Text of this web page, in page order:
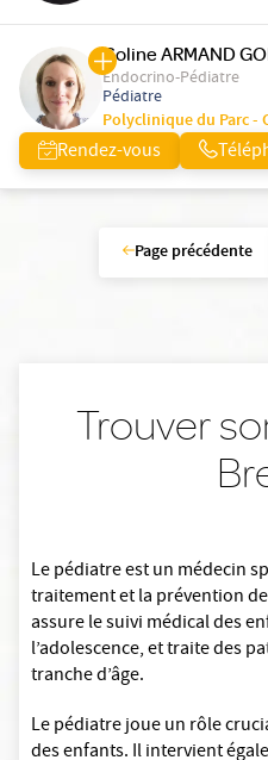
Coline ARMAND
Endocrino-Pédiatre
Pédiatre
Polyclinique du Parc -
Rendez-vous
Page précédente
Trouver
Le pédiatre est un médecin
traitement et la prévention
assure le suivi médical des
l’adolescence, et traite des
tranche d’âge.
Le pédiatre joue un rôle
des enfants. Il intervient